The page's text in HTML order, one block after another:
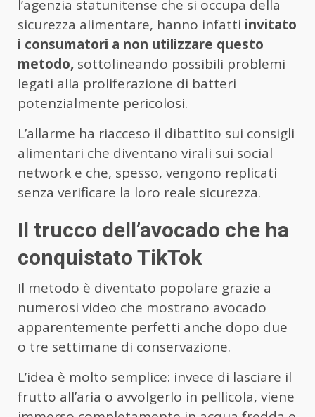
l’agenzia statunitense che si occupa della
sicurezza alimentare, hanno infatti invitato
i consumatori a non utilizzare questo
metodo, sottolineando possibili problemi
legati alla proliferazione di batteri
potenzialmente pericolosi.
L’allarme ha riacceso il dibattito sui consigli
alimentari che diventano virali sui social
network e che, spesso, vengono replicati
senza verificare la loro reale sicurezza.
Il trucco dell’avocado che ha
conquistato TikTok
Il metodo è diventato popolare grazie a
numerosi video che mostrano avocado
apparentemente perfetti anche dopo due
o tre settimane di conservazione.
L’idea è molto semplice: invece di lasciare il
frutto all’aria o avvolgerlo in pellicola, viene